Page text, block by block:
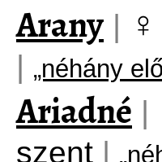
Arany | ♀
| „néhány
Ariadné |
szent |